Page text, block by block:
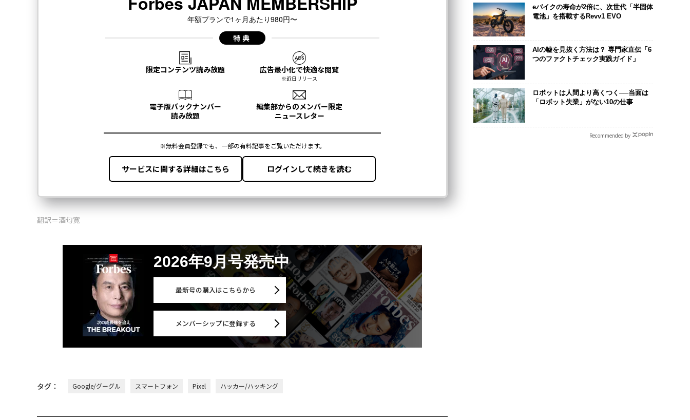
翻訳＝酒匂寛
2026年9月号発売中
最新号の購入はこちらから
メンバーシップに登録する
タグ： Google/グーグル スマートフォン Pixel ハッカー/ハッキング
eバイクの寿命が2倍に、次世代「半固体
電池」を搭載するRevv1 EVO
AIの嘘を見抜く方法は？ 専門家直伝「6
つのファクトチェック実践ガイド」
ロボットは人間より高くつく──当面は
「ロボット失業」がない10の仕事
Recommended by